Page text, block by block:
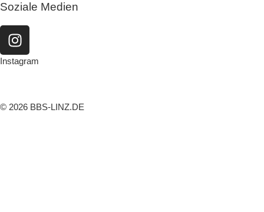
Soziale Medien
Instagram
© 2026 BBS-LINZ.DE